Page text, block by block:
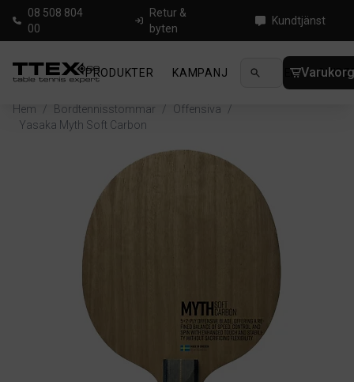
08 508 804
00
Retur &
byten
Kundtjänst
PRODUKTER KAMPANJ NYHETER
Hem / Bordtennisstommar / Offensiva
/
Yasaka Myth Soft Carbon